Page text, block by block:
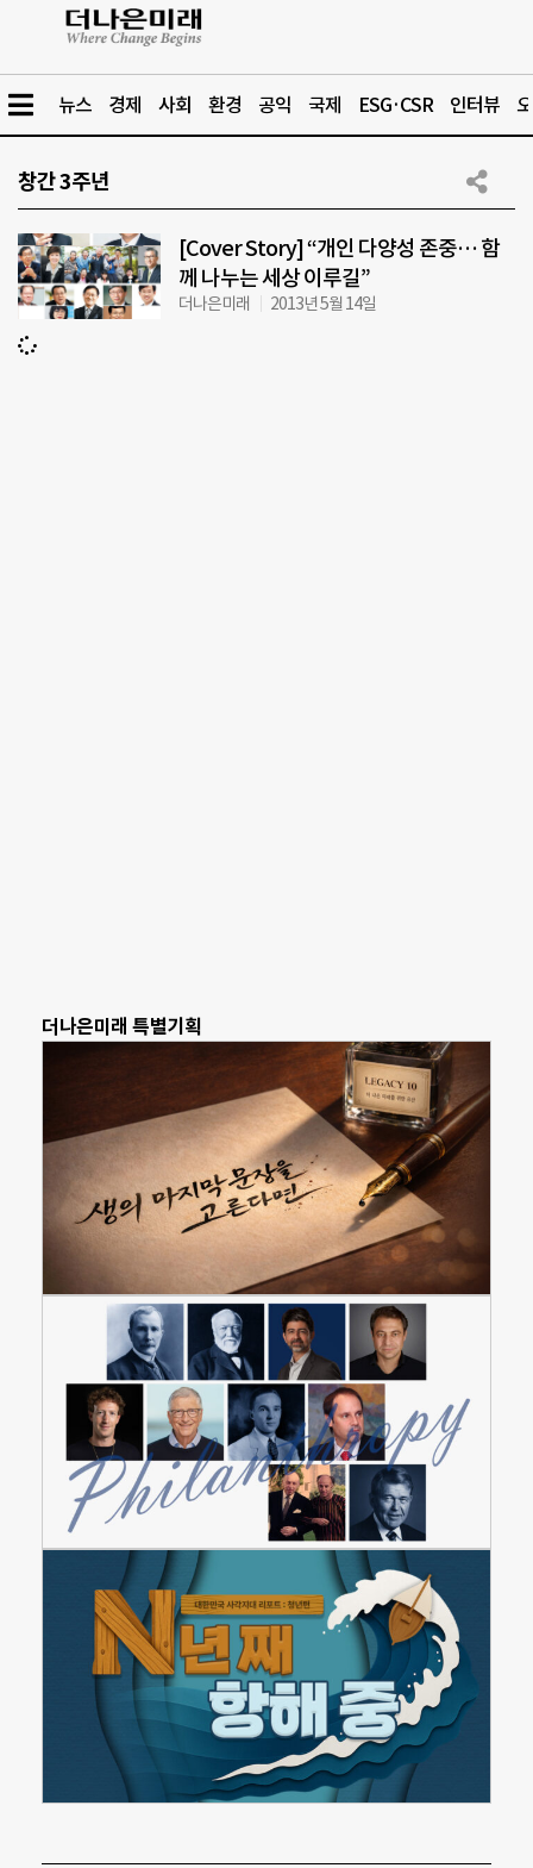
뉴스 경제 사회 환경 공익 국제 ESG·CSR 인터뷰
창간 3주년
[Cover Story] “개인 다양성 존중… 함
께 나누는 세상 이루길”
더나은미래 2013년 5월 14일
더나은미래 특별기획